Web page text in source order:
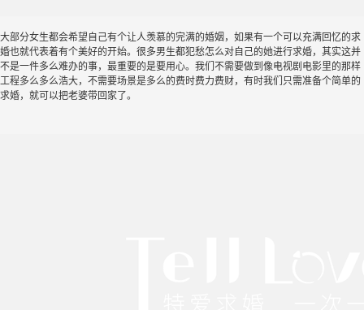
大部分女生都会希望自己有个让人羡慕的完满的婚姻，如果有一个可以充满回忆的求
婚也就代表着有个美好的开始。很多男生都犯愁怎么对自己的她进行求婚，其实这并
不是一件多么难办的事，最重要的是要用心。我们不需要做到像电视剧电影里的那样
工程多么多么浩大，不需要场景是多么的费时费力费财，有时我们只需准备个简单的
求婚，就可以把老婆带回家了。